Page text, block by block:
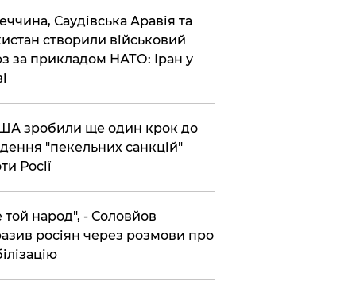
Саудівська Аравія та
створили військовий
за прикладом НАТО: Іран у
зробили ще один крок до
"пекельних санкцій"
Росії
той народ", - Соловйов
росіян через розмови про